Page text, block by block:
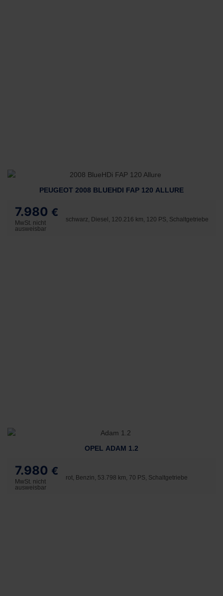
PEUGEOT 2008 BLUEHDI FAP 120 ALLURE
7.980 €
MwSt. nicht
ausweisbar
schwarz, Diesel, 120.216 km, 120 PS, Schaltgetriebe
OPEL ADAM 1.2
7.980 €
MwSt. nicht
ausweisbar
rot, Benzin, 53.798 km, 70 PS, Schaltgetriebe